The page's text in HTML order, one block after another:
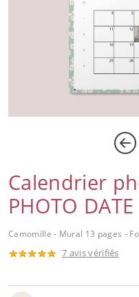
Calendrier
PHOTO DATE
Camomille - Mural 13 pages -
7 avis vérifiés